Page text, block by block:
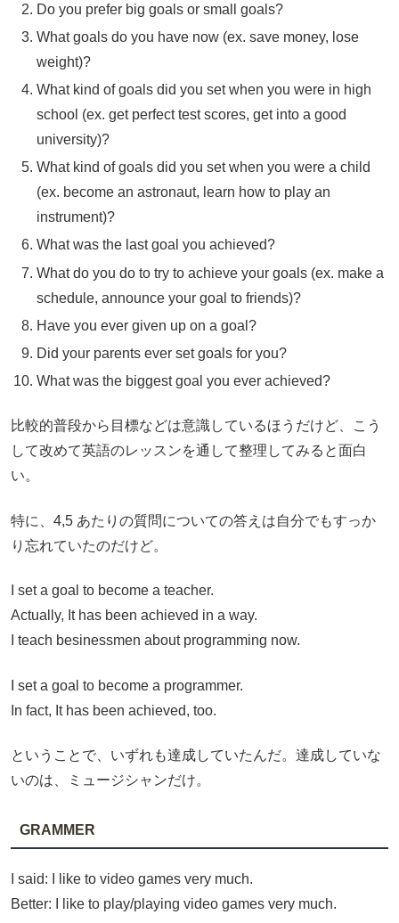
Do you prefer big goals or small goals?
What goals do you have now (ex. save money, lose
weight)?
What kind of goals did you set when you were in high
school (ex. get perfect test scores, get into a good
university)?
What kind of goals did you set when you were a child
(ex. become an astronaut, learn how to play an
instrument)?
What was the last goal you achieved?
What do you do to try to achieve your goals (ex. make a
schedule, announce your goal to friends)?
Have you ever given up on a goal?
Did your parents ever set goals for you?
What was the biggest goal you ever achieved?
比較的普段から目標などは意識しているほうだけど、こう
して改めて英語のレッスンを通して整理してみると面白
い。
特に、4,5 あたりの質問についての答えは自分でもすっか
り忘れていたのだけど。
I set a goal to become a teacher.
Actually, It has been achieved in a way.
I teach besinessmen about programming now.
I set a goal to become a programmer.
In fact, It has been achieved, too.
ということで、いずれも達成していたんだ。達成していな
いのは、ミュージシャンだけ。
GRAMMER
I said: I like to video games very much.
Better: I like to play/playing video games very much.